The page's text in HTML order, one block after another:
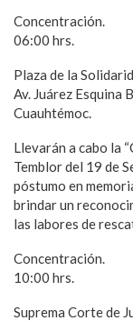
Concentración.
06:00 hrs.
Plaza de la
Av. Juárez Esquina
Cuauhtémoc.
Llevarán a cabo la
Temblor del 19 de
póstumo en
brindar un
las labores de
Concentración.
10:00 hrs.
Suprema Corte de